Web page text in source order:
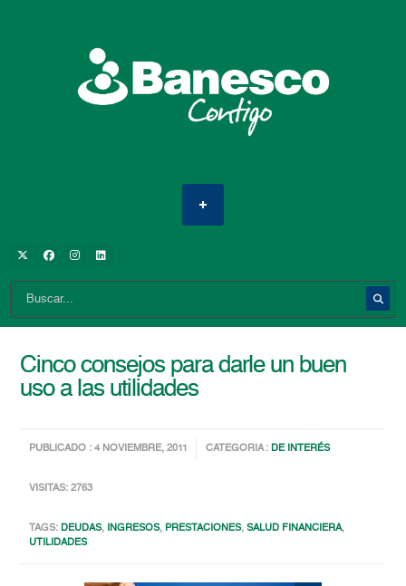
Cinco consejos para darle un buen
uso a las utilidades
PUBLICADO : 4 NOVIEMBRE, 2011 CATEGORIA :DE INTERÉS
VISITAS: 2763
TAGS:DEUDAS, INGRESOS, PRESTACIONES,SALUD FINANCIERA,
UTILIDADES